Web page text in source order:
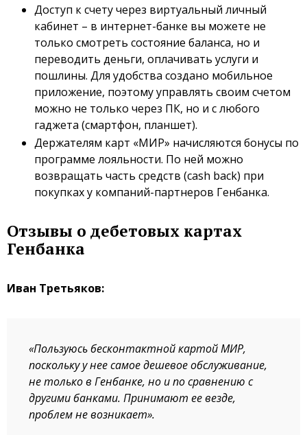
Доступ к счету через виртуальный личный
кабинет – в интернет-банке вы можете не
только смотреть состояние баланса, но и
переводить деньги, оплачивать услуги и
пошлины. Для удобства создано мобильное
приложение, поэтому управлять своим счетом
можно не только через ПК, но и с любого
гаджета (смартфон, планшет).
Держателям карт «МИР» начисляются бонусы по
программе лояльности. По ней можно
возвращать часть средств (cash back) при
покупках у компаний-партнеров Генбанка.
Отзывы о дебетовых картах
Генбанка
Иван Третьяков:
«Пользуюсь бесконтактной картой МИР,
поскольку у нее самое дешевое обслуживание,
не только в Генбанке, но и по сравнению с
другими банками. Принимают ее везде,
проблем не возникает».